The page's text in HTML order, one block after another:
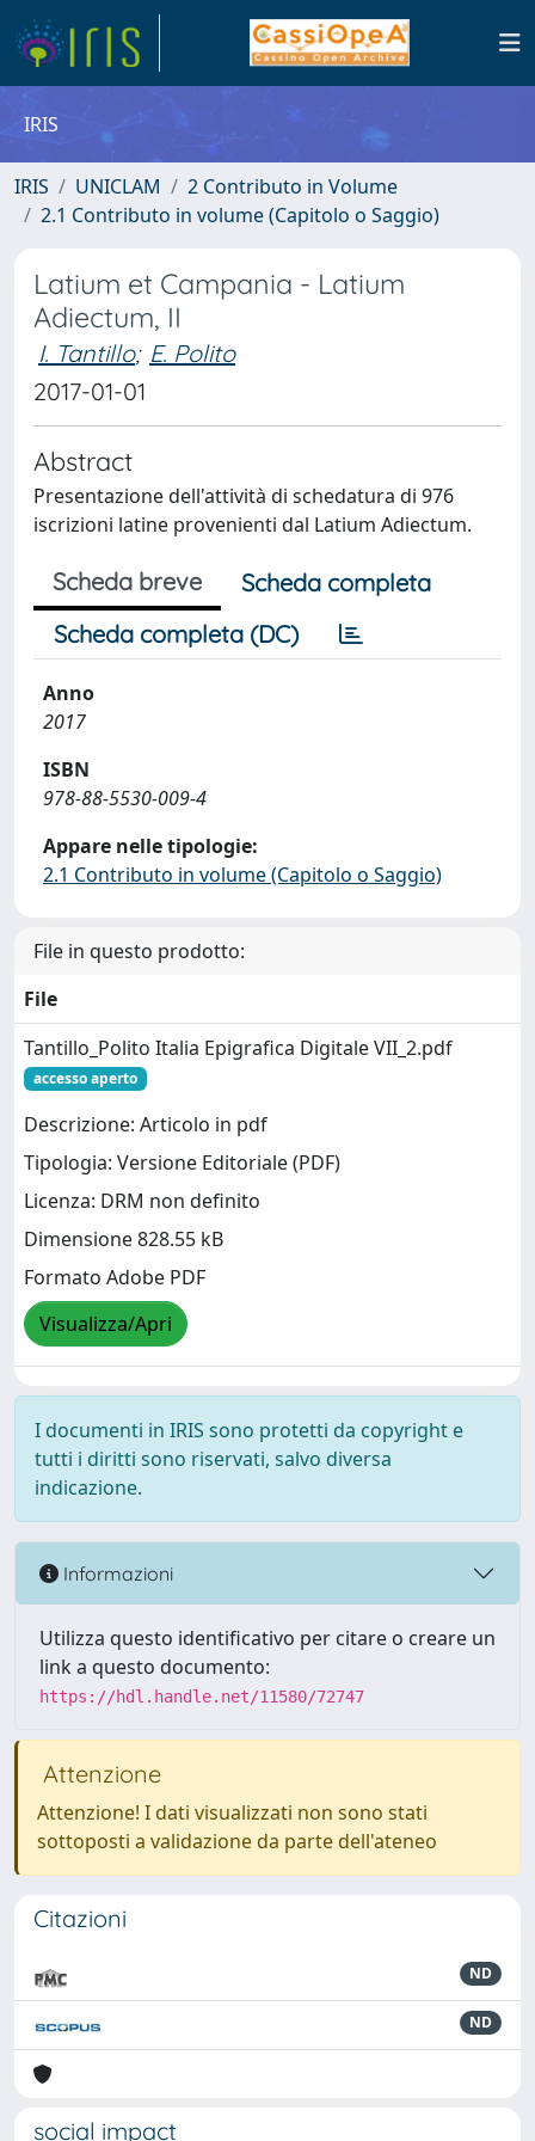
IRIS
IRIS UNICLAM
2 Contributo in Volume
2.1 Contributo in volume (Capitolo o Saggio)
Latium et Campania - Latium
Adiectum, II
I. Tantillo; E. Polito
2017-01-01
Abstract
Presentazione dell'attività di schedatura di 976
iscrizioni latine provenienti dal Latium Adiectum.
Scheda breve
Scheda completa
Scheda completa (DC)
Anno
2017
ISBN
978-88-5530-009-4
Appare nelle tipologie:
2.1 Contributo in volume (Capitolo o Saggio)
File in questo prodotto:
File
Tantillo_Polito Italia Epigrafica Digitale VII_2.pdf
accesso aperto
Descrizione: Articolo in pdf
Tipologia: Versione Editoriale (PDF)
Licenza: DRM non definito
Dimensione 828.55 kB
Formato Adobe PDF
Visualizza/Apri
I documenti in IRIS sono protetti da copyright e
tutti i diritti sono riservati, salvo diversa
indicazione.
Informazioni
Utilizza questo identificativo per citare o creare un
link a questo documento:
https://hdl.handle.net/11580/72747
Attenzione
Attenzione! I dati visualizzati non sono stati
sottoposti a validazione da parte dell'ateneo
Citazioni
ND
ND
social impact